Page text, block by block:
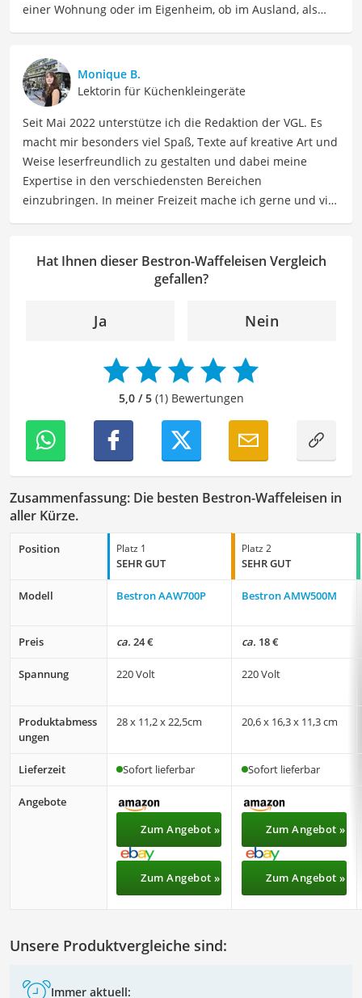
einer Wohnung oder im Eigenheim, ob im Ausland, als
Erfahrung heraus berichte ich über Produkte und
Lösungen, die den Alltag erleichtern und praktische
Helfer für Küche und Haushalt bieten.
Der Bestron-Waffeleisen-Vergleich ist aus unserer Sicht
besonders empfehlenswert für Waffel-Liebhaber.
Monique B.
Lektorin für Küchenkleingeräte
Seit Mai 2022 unterstütze ich die Redaktion der VGL. Es
macht mir besonders viel Spaß, Texte auf kreative Art und
Weise leserfreundlich zu gestalten und dabei meine
Expertise in den verschiedensten Bereichen
einzubringen. In meiner Freizeit mache ich gerne und viel
Klarheit, Verständlichkeit und stilistische Korrektheit zu
überprüfen. Mein Ziel ist es dabei, die Qualität und den
angenehme Leseerfahrung zu bieten. Durch meine
beitragen, dass die Inhalte unserer Redaktion optimal
präsentiert werden und ihre volle Wirkung entfalten.
Hat Ihnen dieser Bestron-Waffeleisen Vergleich
gefallen?
Ja Nein
5,0 / 5(1) Bewertungen
Zusammenfassung: Die besten Bestron-Waffeleisen in
aller Kürze.
Position Platz 1
SEHR GUT
Platz 2
SEHR GUT
Modell Bestron AAW700P Bestron AMW500M
Preis ca. 24 € ca. 18 €
Spannung 220 Volt ‎220 Volt
Produktabmess
ungen
28 x 11,2 x 22,5cm 20,6 x 16,3 x 11,3 cm
Lieferzeit Sofort lieferbar Sofort lieferbar
Angebote
Zum Angebot »
Zum Angebot »
Zum Angebot »
Zum Angebot »
Unsere Produktvergleiche sind:
Immer aktuell: